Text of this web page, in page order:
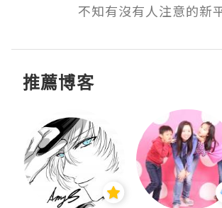
不知有沒有人注意的新
推薦博客